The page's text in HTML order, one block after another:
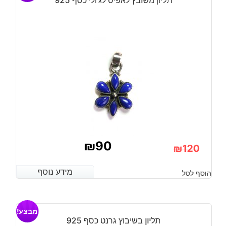
₪120
המקורי
היה:
₪90
הנוכחי
הוא:
מידע נוסף הוסף לסל מידע נוסף
תליון בשיבוץ גרנט כסף 925
מבצע!